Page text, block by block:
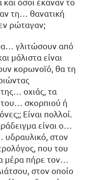
τη… θανατική
ρώταγαν;
γλιτώσουν από
μάλιστα είναι
κορωνοϊό, θα τη
οχιάς, τα
του… σκορπιού ή
Είναι πολλοί.
είναι ο…
υδραυλικό, στον
που του
μέρα πήρε τον…
στον οποίο